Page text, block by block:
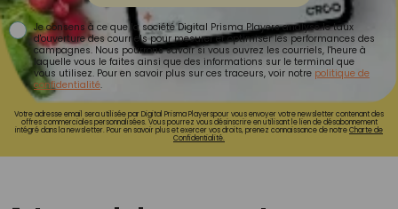
Je consens à ce que la société Digital Prisma Players analyse le taux
d'ouverture des courriels pour mesurer et optimiser les performances des
campagnes. Nous pourrons savoir si vous ouvrez les courriels, l'heure à
laquelle vous le faites ainsi que des informations sur le terminal que
vous utilisez. Pour en savoir plus sur ces traceurs, voir notre politique de
confidentialité.
Votre adresse email sera utilisée par Digital Prisma Playerspour vous envoyer votre newsletter contenant des
offres commerciales personnalisées. Vous pourrez vous désinscrire en utilisant le lien de désabonnement
intégré dans la newsletter. Pour en savoir plus et exercer vos droits, prenez connaissance de notreCharte de
Confidentialité.